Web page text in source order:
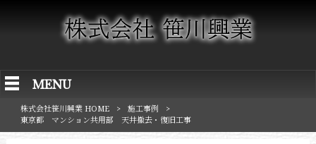
MENU
株式会社笹川興業 HOME > 施工事例
>
東京都 マンション共用部 天井撤去・復旧工事